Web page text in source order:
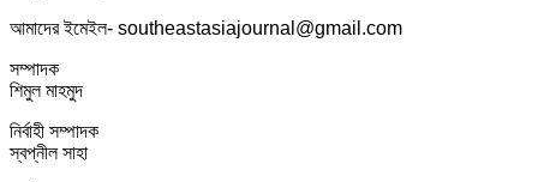
আমাদের ইমেইল- southeastasiajournal@gmail.com
সম্পাদক
শিমুল মাহমুদ
নির্বাহী সম্পাদক
স্বপ্নীল সাহা